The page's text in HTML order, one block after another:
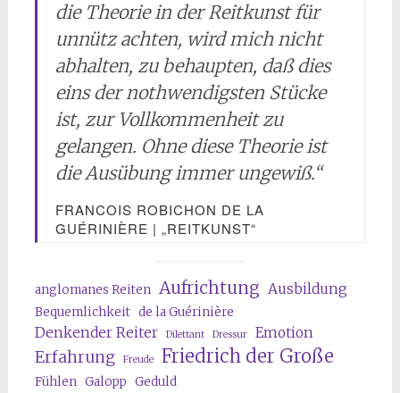
die Theorie in der Reitkunst für
unnütz achten, wird mich nicht
abhalten, zu behaupten, daß dies
eins der nothwendigsten Stücke
ist, zur Vollkommenheit zu
gelangen. Ohne diese Theorie ist
die Ausübung immer ungewiß.“
FRANCOIS ROBICHON DE LA
GUÉRINIÈRE | „REITKUNST“
anglomanes Reiten Aufrichtung Ausbildung
Bequemlichkeit de la Guérinière
Denkender Reiter Dilettant Dressur Emotion
Erfahrung Freude Friedrich der Große
Fühlen Galopp Geduld